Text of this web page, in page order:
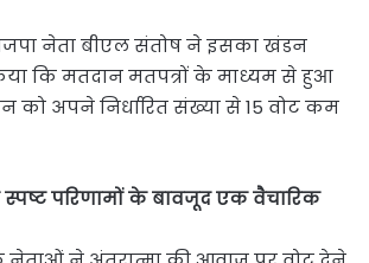
नेता बीएल संतोष ने इसका खंडन
कि मतदान मतपत्रों के माध्यम से हुआ
को अपने निर्धारित संख्या से 15 वोट कम
स्पष्ट परिणामों के बावजूद एक वैचारिक